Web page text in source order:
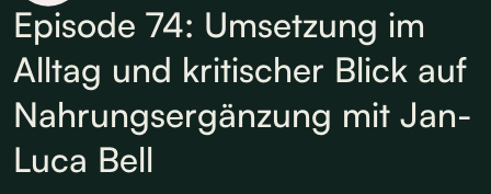
Episode 74: Umsetzung im
Alltag und kritischer Blick auf
Nahrungsergänzung mit Jan-
Luca Bell